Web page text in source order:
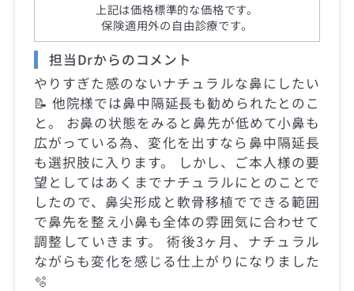
上記は価格標準的な価格です。
保険適用外の自由診療です。
担当Drからのコメント
やりすぎた感のないナチュラルな鼻にしたい
📝 他院様では鼻中隔延長も勧められたとのこ
と。 お鼻の状態をみると鼻先が低めて小鼻も
広がっている為、変化を出すなら鼻中隔延長
も選択肢に入ります。 しかし、ご本人様の要
望としてはあくまでナチュラルにとのことで
したので、鼻尖形成と軟骨移植でできる範囲
で鼻先を整え小鼻も全体の雰囲気に合わせて
調整していきます。 術後3ヶ月、ナチュラル
ながらも変化を感じる仕上がりになりました
🫧